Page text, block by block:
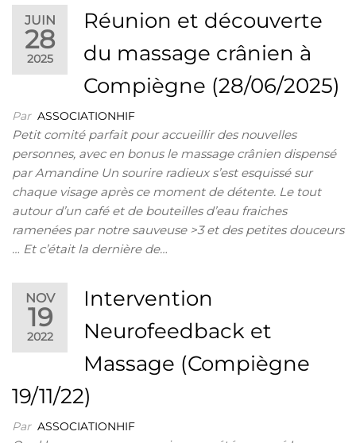
JUIN
28
2025
Réunion et découverte
du massage crânien à
Compiègne (28/06/2025)
Par ASSOCIATIONHIF
Petit comité parfait pour accueillir des nouvelles
personnes, avec en bonus le massage crânien dispensé
par Amandine Un sourire radieux s’est esquissé sur
chaque visage après ce moment de détente. Le tout
autour d’un café et de bouteilles d’eau fraiches
ramenées par notre sauveuse >3 et des petites douceurs
… Et c’était la dernière de…
NOV
19
2022
Intervention
Neurofeedback et
Massage (Compiègne
19/11/22)
Par ASSOCIATIONHIF